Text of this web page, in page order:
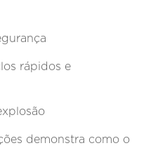
rápidos e
demonstra como o